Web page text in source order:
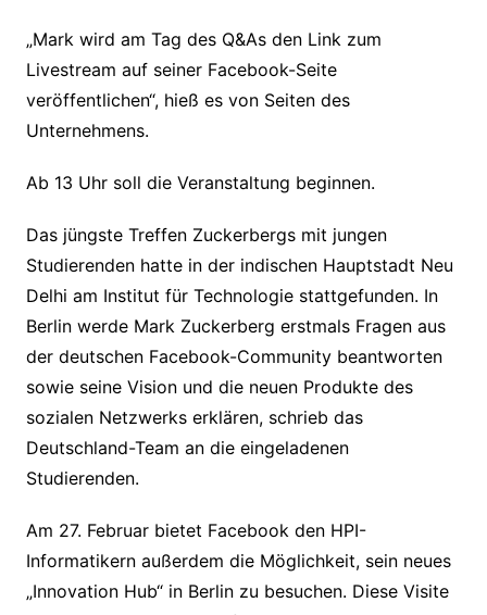
„Mark wird am Tag des Q&As den Link zum
Livestream auf seiner Facebook-Seite
veröffentlichen“, hieß es von Seiten des
Unternehmens.
Ab 13 Uhr soll die Veranstaltung beginnen.
Das jüngste Treffen Zuckerbergs mit jungen
Studierenden hatte in der indischen Hauptstadt Neu
Delhi am Institut für Technologie stattgefunden. In
Berlin werde Mark Zuckerberg erstmals Fragen aus
der deutschen Facebook-Community beantworten
sowie seine Vision und die neuen Produkte des
sozialen Netzwerks erklären, schrieb das
Deutschland-Team an die eingeladenen
Studierenden.
Am 27. Februar bietet Facebook den HPI-
Informatikern außerdem die Möglichkeit, sein neues
„Innovation Hub“ in Berlin zu besuchen. Diese Visite